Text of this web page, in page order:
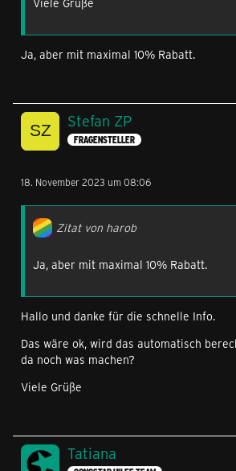
Viele Grüße
Ja, aber mit maximal 10% Rabatt.
Stefan ZP
FRAGENSTELLER
18. November 2023 um 08:06
Zitat von harob
Ja, aber mit maximal 10% Rabatt.
Hallo und danke für die schnelle Info.
Das wäre ok, wird das automatisch
da noch was machen?
Viele Grüße
Tatiana